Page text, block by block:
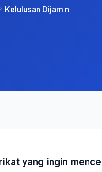
Kelulusan Dijamin
yang ingin